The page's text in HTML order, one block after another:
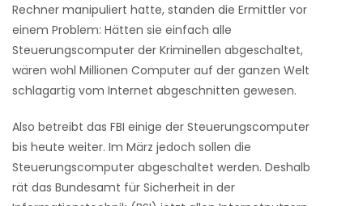
Rechner manipuliert hatte, standen die Ermittler vor
einem Problem: Hätten sie einfach alle
Steuerungscomputer der Kriminellen abgeschaltet,
wären wohl Millionen Computer auf der ganzen Welt
schlagartig vom Internet abgeschnitten gewesen.
Also betreibt das FBI einige der Steuerungscomputer
bis heute weiter. Im März jedoch sollen die
Steuerungscomputer abgeschaltet werden. Deshalb
rät das Bundesamt für Sicherheit in der